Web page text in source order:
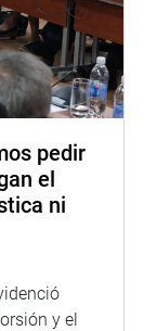
pedir
el
ni
y el